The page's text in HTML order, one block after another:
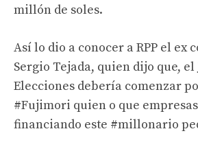
millón de soles.
Así lo dio a conocer a RPP el ex
Sergio Tejada, quien dijo que, el
Elecciones debería comenzar
#Fujimori quien o que
financiando este #millonario